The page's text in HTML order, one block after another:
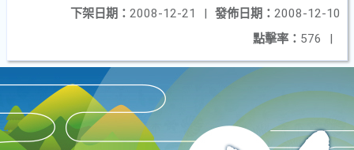
發佈日期： 2008-12-10
下架日期： 2008-12-21
|
點擊率： 576 |